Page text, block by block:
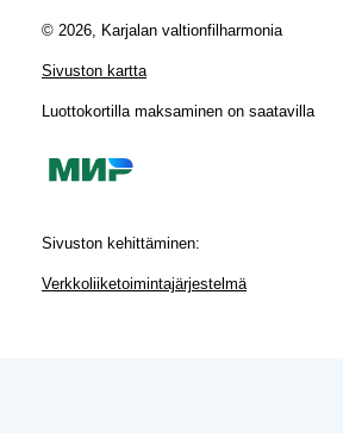
© 2026, Karjalan valtionfilharmonia
Sivuston kartta
Luottokortilla maksaminen on saatavilla
Sivuston kehittäminen:
Verkkoliiketoimintajärjestelmä